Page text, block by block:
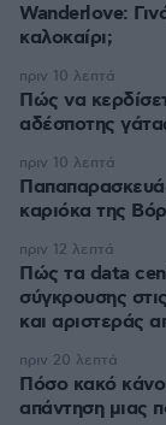
Wanderlove:
καλοκαίρι;
Πώς να
αδέσποτης
πριν 10 λεπτά
καριόκα της
πριν 10 λεπτά
Πώς τα data
σύγκρουσης
και αριστεράς
πριν 12 λεπτά
Πόσο κακό
απάντηση μιας
πριν 20 λεπτά